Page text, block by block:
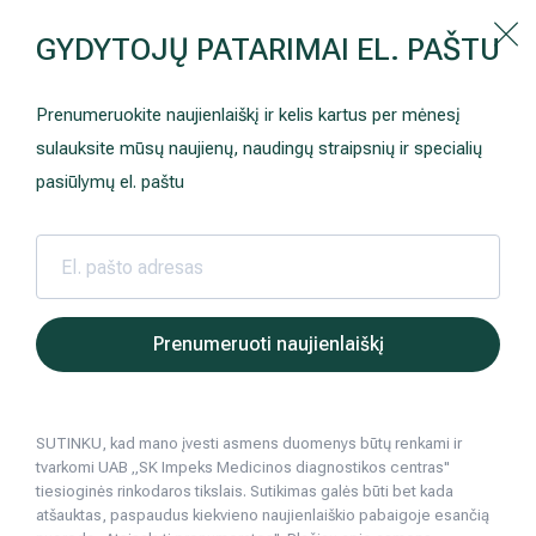
Kaip prisirašyti prie Hila | Šeimos medicinos centro?
Instrukcija
Prisirašyti prie „Hila“
Hila | Medicinos diagnostikos ir gydymo centras
2016 09 22
Psichozė – kas tai ir kaip padėti
4min. skaitymo
GYDYTOJŲ PATARIMAI EL. PAŠTU
Prenumeruokite naujienlaiškį ir kelis kartus per mėnesį
sulauksite mūsų naujienų, naudingų straipsnių ir specialių
pasiūlymų el. paštu
Prenumeruoti naujienlaiškį
SUTINKU, kad mano įvesti asmens duomenys būtų renkami ir
tvarkomi UAB „SK Impeks Medicinos diagnostikos centras"
tiesioginės rinkodaros tikslais. Sutikimas galės būti bet kada
atšauktas, paspaudus kiekvieno naujienlaiškio pabaigoje esančią
AKCIJOS
Tyrimai
Neurologija
Sveikatos klubo narystė
Reabilitacija ir sporto medicina
Kuo pasirūpinti prieš atvykstant
Apmokėjimas ir paslaugos
Apgyvendinimas ir maitinimas
Pacientams iš užsienio
Duomenų apsauga